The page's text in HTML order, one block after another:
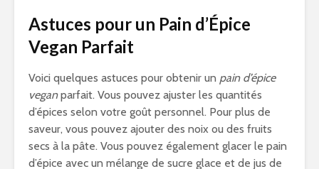
Astuces pour un Pain d’Épice
Vegan Parfait
Voici quelques astuces pour obtenir un pain d’épice
veganparfait. Vous pouvez ajuster les quantités
d’épices selon votre goût personnel. Pour plus de
saveur, vous pouvez ajouter des noix ou des fruits
secs à la pâte. Vous pouvez également glacer le pain
d’épice avec un mélange de sucre glace et de jus de